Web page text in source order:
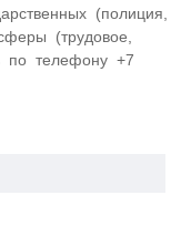
(полиция,
(трудовое,
по телефону +7